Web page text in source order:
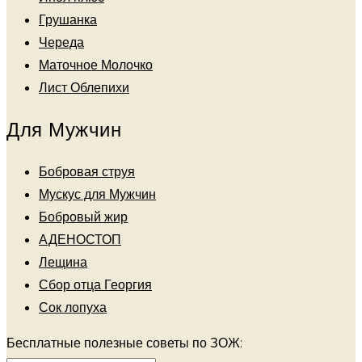
Грушанка
Череда
Маточное Молочко
Лист Облепихи
Для Мужчин
Бобровая струя
Мускус для Мужчин
Бобровый жир
АДЕНОСТОП
Лещина
Сбор отца Георгия
Сок лопуха
Бесплатные полезные советы по ЗОЖ: